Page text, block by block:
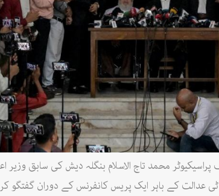
محمد تاج الاسلام بنگلہ دیش کی سابق
کو ڈھاکہ میں آئی سی ٹی عدالت کے باہر ایک پریس کانفرنس کے